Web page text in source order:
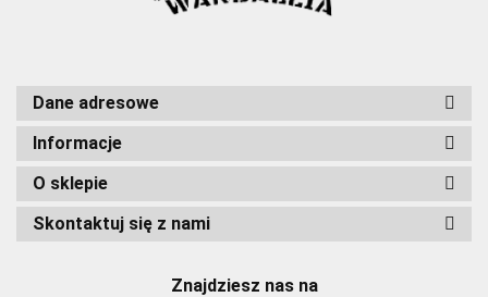
Dane adresowe
Informacje
O sklepie
Skontaktuj się z nami
Znajdziesz nas na